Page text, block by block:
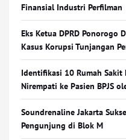
Finansial Industri Perfilman
Eks Ketua DPRD Ponorogo
Kasus Korupsi Tunjangan
Identifikasi 10 Rumah Sakit
Nirempati ke Pasien BPJS
Soundrenaline Jakarta
Pengunjung di Blok M